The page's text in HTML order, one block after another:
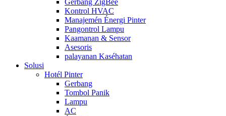
Gerbang ZigBee
Kontrol HVAC
Manajemén Énergi Pinter
Pangontrol Lampu
Kaamanan & Sensor
Asesoris
palayanan Kaséhatan
Solusi
Hotél Pinter
Gerbang
Tombol Panik
Lampu
AC